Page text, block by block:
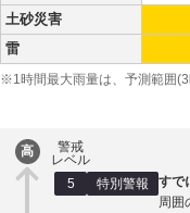
土砂災害
雷
※1時間最大雨量は、予測範囲(3
高
警戒
レベル
5
特別警報
すで
周囲